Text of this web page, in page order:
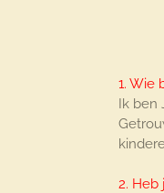
1. Wie
Ik ben
2. Heb